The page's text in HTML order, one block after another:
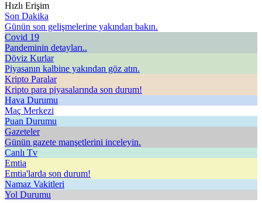
Hızlı Erişim
Son Dakika
Günün son gelişmelerine yakından bakın.
Covid 19
Pandeminin detayları..
Döviz Kurlar
Piyasanın kalbine yakından göz atın.
Kripto Paralar
Kripto para piyasalarında son durum!
Hava Durumu
Maç Merkezi
Puan Durumu
Gazeteler
Günün gazete manşetlerini inceleyin.
Canlı Tv
Emtia
Emtia'larda son durum!
Namaz Vakitleri
Yol Durumu